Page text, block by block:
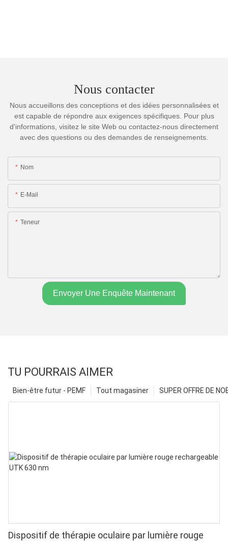
Nous contacter
Nous accueillons des conceptions et des idées personnalisées et
est capable de répondre aux exigences spécifiques. Pour plus
d'informations, visitez le site Web ou contactez-nous directement
avec des questions ou des demandes de renseignements.
Nom
E-Mail
Teneur
Envoyer Une Enquête Maintenant
TU POURRAIS AIMER
SUPER OFFRE DE
Tout magasiner
Bien-être futur - PEMF
Dispositif de thérapie oculaire par lumière rouge